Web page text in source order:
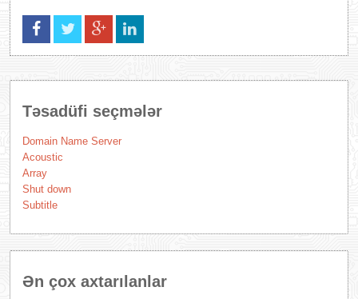
Təsadüfi seçmələr
Domain Name Server
Acoustic
Array
Shut down
Subtitle
Ən çox axtarılanlar